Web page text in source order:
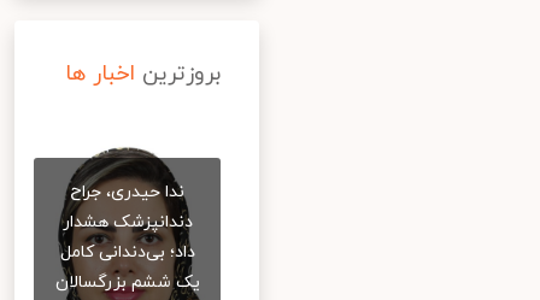
بروزترین اخبار ها
ندا حیدری، جراح
دندانپزشک هشدار
داد؛ بی‌دندانی کامل
یک ششم بزرگسالان